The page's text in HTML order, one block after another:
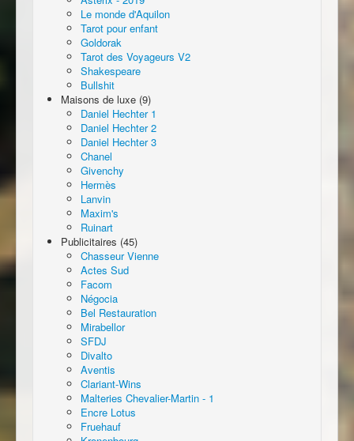
Le monde d'Aquilon
Tarot pour enfant
Goldorak
Tarot des Voyageurs V2
Shakespeare
Bullshit
Maisons de luxe (9)
Daniel Hechter 1
Daniel Hechter 2
Daniel Hechter 3
Chanel
Givenchy
Hermès
Lanvin
Maxim's
Ruinart
Publicitaires (45)
Chasseur Vienne
Actes Sud
Facom
Négocia
Bel Restauration
Mirabellor
SFDJ
Divalto
Aventis
Clariant-Wins
Malteries Chevalier-Martin - 1
Encre Lotus
Fruehauf